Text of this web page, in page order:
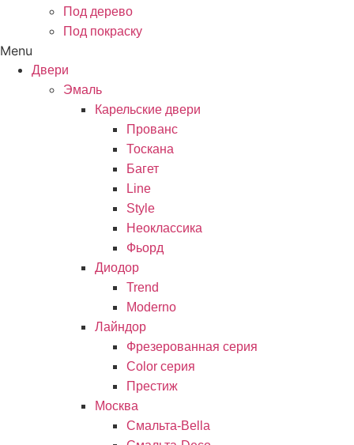
Под дерево
Под покраску
Menu
Двери
Эмаль
Карельские двери
Прованc
Тоскана
Багет
Line
Style
Неоклассика
Фьорд
Диодор
Trend
Moderno
Лайндор
Фрезерованная серия
Color серия
Престиж
Москва
Смальта-Bella